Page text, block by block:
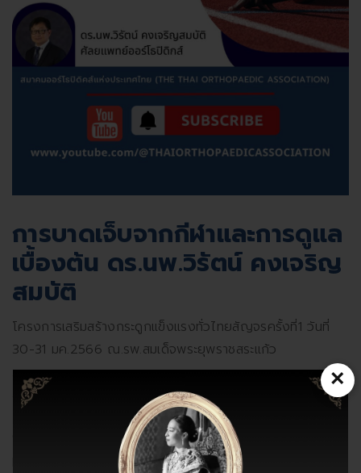
การบาดเจ็บจากกีฬาและการดูแล
เบื้องต้น ดร.นพ.วิรัตน์ คงเจริญ
สมบัติ
โครงการเสริมสร้างกระดูกแข็งแรงทั่วไทยสัญจรครั้งที่1 วันที่
30-31 มค.2566 ณ.รพ.สมเด็จพระยุพราชสระแก้ว
........................................
สมาคมออร์โธปิดิคส์แห่งประเทศไทย The Thai Orthopaedic
"ใส่ใจสุขภาพกระดูกเพื่อทุกการเคลื่อนไหวของชีวิต" We CARE
For Bone Health In Every Moment Of Your Life
×